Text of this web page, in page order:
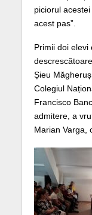
piciorul
acest pas”.
Primii doi
Șieu
Colegiul
Francisco
admitere, a
Marian Varga,